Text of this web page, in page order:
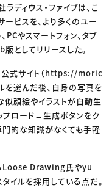
ディウス・ファイブは、こ
ビスを、より多くのユー
やスマートフォン、タブ
としてリリースした。
公式サイト（https://moric
を選んだ後、自身の写真を
似顔絵やイラストが自動生
プロード→生成ボタンをク
門的な知識がなくても手軽
Loose Drawing氏やyu
イルを採用している点だ。